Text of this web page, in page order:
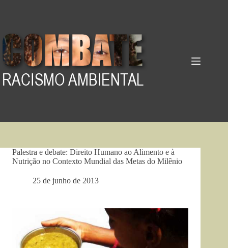
Palestra e debate: Direito Humano ao Alimento e à
Nutrição no Contexto Mundial das Metas do Milênio
25 de junho de 2013